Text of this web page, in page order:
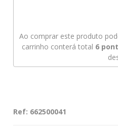
Ao comprar este produto
carrinho conterá total 6
Ref: 662500041